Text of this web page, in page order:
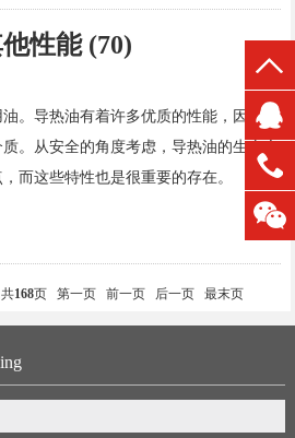
性能 (70)
。导热油有着许多优质的性能，因此取
。从安全的角度考虑，导热油的生产企
而这些特性也是很重要的存在。
168页 第一页 前一页 后一页 最末页